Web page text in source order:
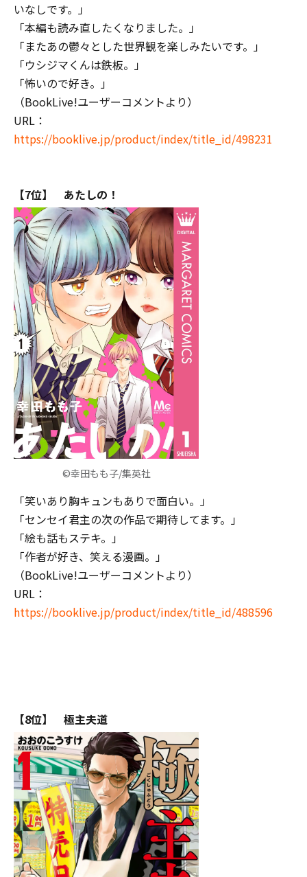
いなしです。」
「本編も読み直したくなりました。」
「またあの鬱々とした世界観を楽しみたいです。」
「ウシジマくんは鉄板。」
「怖いので好き。」
（BookLive!ユーザーコメントより）
URL：
https://booklive.jp/product/index/title_id/498231
【7位】 あたしの！
©幸田もも子/集英社
「笑いあり胸キュンもありで面白い。」
「センセイ君主の次の作品で期待してます。」
「絵も話もステキ。」
「作者が好き、笑える漫画。」
（BookLive!ユーザーコメントより）
URL：
https://booklive.jp/product/index/title_id/488596
【8位】 極主夫道